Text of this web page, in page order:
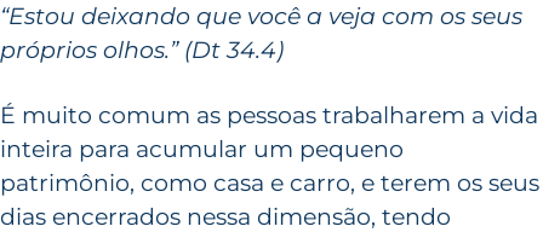
“Estou deixando que você a veja com os seus
próprios olhos.” (Dt 34.4)
É muito comum as pessoas trabalharem a vida
inteira para acumular um pequeno
patrimônio, como casa e carro, e terem os seus
dias encerrados nessa dimensão, tendo